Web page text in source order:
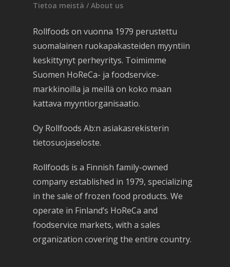
Tietoa meistä / About us
Rollfoods on vuonna 1979 perustettu
suomalainen ruokapakasteiden myyntiin
keskittynyt perheyritys. Toimimme
Suomen HoReCa- ja foodservice-
markkinoilla ja meillä on koko maan
kattava myyntiorganisaatio.
Oy Rollfoods Ab:n asiakasrekisterin
tietosuojaseloste.
Rollfoods is a Finnish family-owned
company established in 1979, specializing
in the sale of frozen food products. We
operate in Finland’s HoReCa and
foodservice markets, with a sales
organization covering the entire country.